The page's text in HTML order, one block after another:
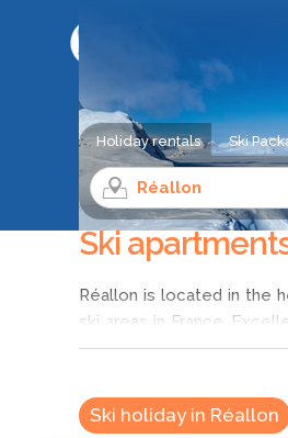
SKI HOLIDAY COMPARISON
Holiday rentals Ski
Ski apartment rental
Ski
Réallon is located in the
ski areas in France.
so much to discover in
surrounded by forests
holiday in Réallon you
Serre Ponçon. Come and
Ski holiday in Réallon